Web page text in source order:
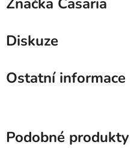
Diskuze
Ostatní informace
Podobné produkty